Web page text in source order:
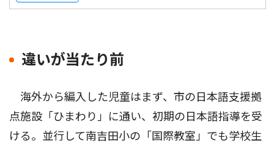
違いが当たり前
海外から編入した児童はまず、市の日本語支援拠
点施設「ひまわり」に通い、初期の日本語指導を受
ける。並行して南吉田小の「国際教室」でも学校生